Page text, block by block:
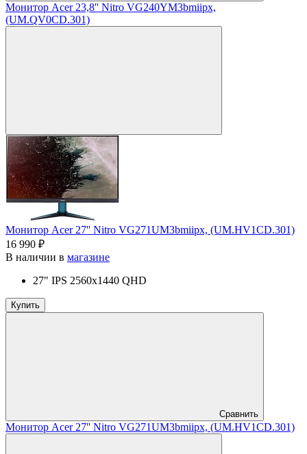
Монитор Acer 23,8'' Nitro VG240YM3bmiipx,
(UM.QV0CD.301)
Монитор Acer 27'' Nitro VG271UM3bmiipx, (UM.HV1CD.301)
16 990 ₽
В наличии в магазине
27" IPS 2560x1440 QHD
Купить
Сравнить
Монитор Acer 27'' Nitro VG271UM3bmiipx, (UM.HV1CD.301)